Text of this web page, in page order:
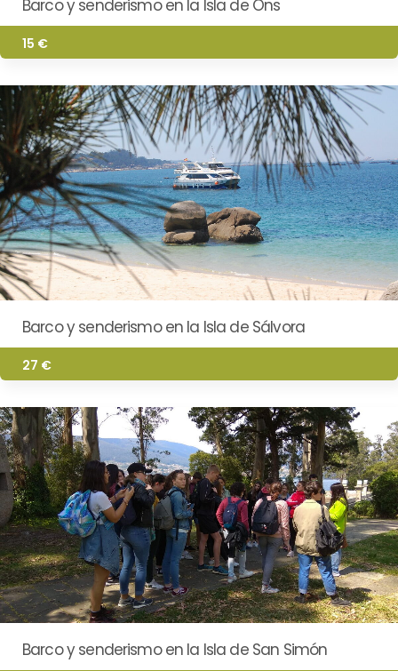
Barco y senderismo en la Isla de Ons
15 €
Barco y senderismo en la Isla de Sálvora
27 €
Barco y senderismo en la Isla de San Simón